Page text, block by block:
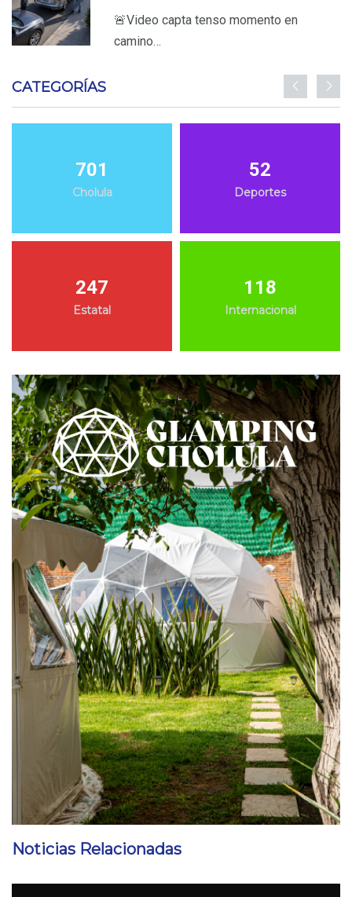
🚨Video capta tenso momento en
camino…
CATEGORÍAS
701
Cholula
52
Deportes
247
Estatal
118
Internacional
Noticias Relacionadas